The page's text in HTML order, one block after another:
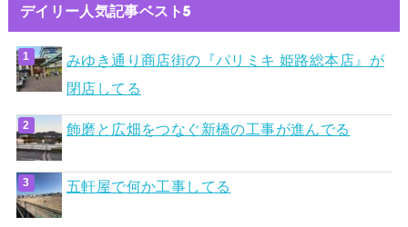
デイリー人気記事ベスト5
みゆき通り商店街の『パリミキ 姫路総本店』が
閉店してる
飾磨と広畑をつなぐ新橋の工事が進んでる
五軒屋で何か工事してる